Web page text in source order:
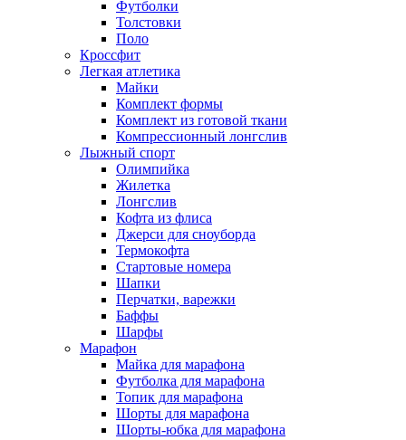
Футболки
Толстовки
Поло
Кроссфит
Легкая атлетика
Майки
Комплект формы
Комплект из готовой ткани
Компрессионный лонгслив
Лыжный спорт
Олимпийка
Жилетка
Лонгслив
Кофта из флиса
Джерси для сноуборда
Термокофта
Стартовые номера
Шапки
Перчатки, варежки
Баффы
Шарфы
Марафон
Майка для марафона
Футболка для марафона
Топик для марафона
Шорты для марафона
Шорты-юбка для марафона